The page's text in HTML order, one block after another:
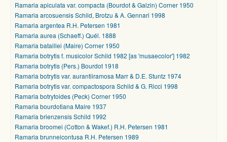
Ramaria apiculata var. compacta (Bourdot & Galzin) Corner 1950
Ramaria arcosuensis Schild, Brotzu & A. Gennari 1998
Ramaria argentea R.H. Petersen 1981
Ramaria aurea (Schaeff.) Quél. 1888
Ramaria bataillei (Maire) Corner 1950
Ramaria botrytis f. musicolor Schild 1982 [as 'musaecolor'] 1982
Ramaria botrytis (Pers.) Bourdot 1918
Ramaria botrytis var. aurantiiramosa Marr & D.E. Stuntz 1974
Ramaria botrytis var. compactospora Schild & G. Ricci 1998
Ramaria botrytoides (Peck) Corner 1950
Ramaria bourdotiana Maire 1937
Ramaria brienzensis Schild 1992
Ramaria broomei (Cotton & Wakef.) R.H. Petersen 1981
Ramaria brunneicontusa R.H. Petersen 1989